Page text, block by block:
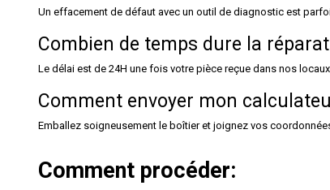
Un effacement de défaut avec un outil de diagnostic est
Combien de temps dure la
Le délai est de 24H une fois votre pièce reçue dans nos locaux
Comment envoyer mon
Emballez soigneusement le boîtier et joignez vos
Comment procéder: